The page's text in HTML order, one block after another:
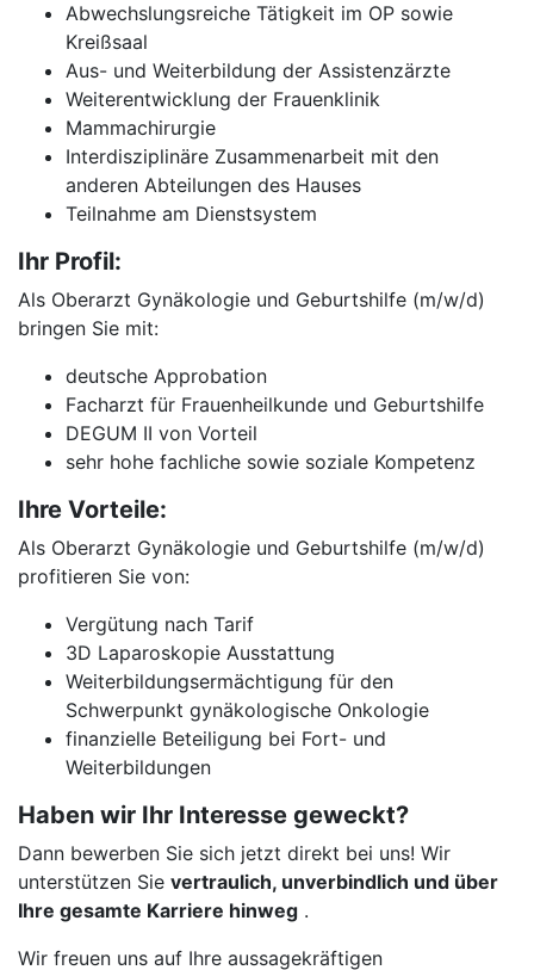
Abwechslungsreiche Tätigkeit im OP sowie
Kreißsaal
Aus- und Weiterbildung der Assistenzärzte
Weiterentwicklung der Frauenklinik
Mammachirurgie
Interdisziplinäre Zusammenarbeit mit den
anderen Abteilungen des Hauses
Teilnahme am Dienstsystem
Ihr Profil:
Als Oberarzt Gynäkologie und Geburtshilfe (m/w/d)
bringen Sie mit:
deutsche Approbation
Facharzt für Frauenheilkunde und Geburtshilfe
DEGUM II von Vorteil
sehr hohe fachliche sowie soziale Kompetenz
Ihre Vorteile:
Als Oberarzt Gynäkologie und Geburtshilfe (m/w/d)
profitieren Sie von:
Vergütung nach Tarif
3D Laparoskopie Ausstattung
Weiterbildungsermächtigung für den
Schwerpunkt gynäkologische Onkologie
finanzielle Beteiligung bei Fort- und
Weiterbildungen
Haben wir Ihr Interesse geweckt?
Dann bewerben Sie sich jetzt direkt bei uns! Wir
unterstützen Sie vertraulich, unverbindlich und über
Ihre gesamte Karriere hinweg .
Wir freuen uns auf Ihre aussagekräftigen